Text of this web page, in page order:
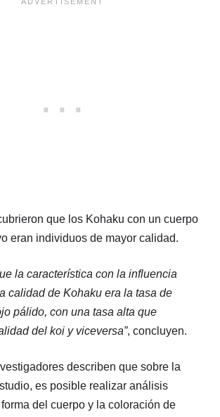
que los Kohaku con un cuerpo
eran individuos de mayor calidad.
la característica con la influencia
calidad de Kohaku era la tasa de
pálido, con una tasa alta que
del koi y viceversa”, concluyen.
describen que sobre la
es posible realizar análisis
del cuerpo y la coloración de